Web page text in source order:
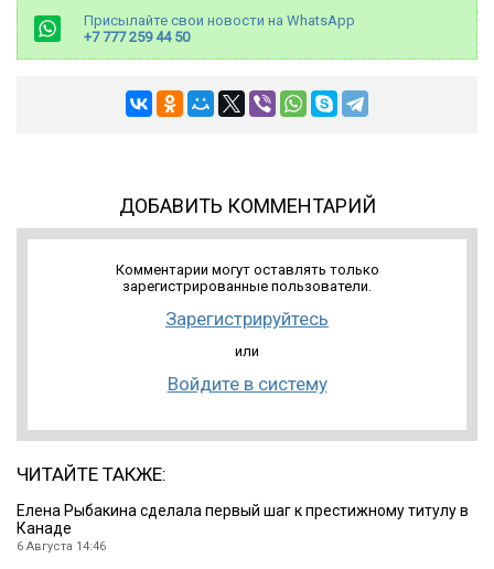
Присылайте свои новости на WhatsApp
+7 777 259 44 50
ДОБАВИТЬ КОММЕНТАРИЙ
Комментарии могут оставлять только
зарегистрированные пользователи.
Зарегистрируйтесь
или
Войдите в систему
ЧИТАЙТЕ ТАКЖЕ:
Елена Рыбакина сделала первый шаг к престижному титулу в
Канаде
6 Августа 14:46